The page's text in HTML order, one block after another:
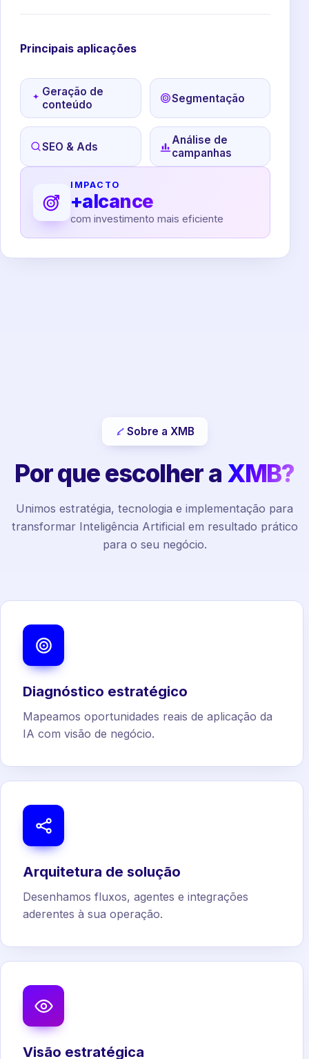
Principais aplicações
Geração de
conteúdo
Segmentação
SEO & Ads
Análise de
campanhas
IMPACTO
+alcance
com investimento mais eficiente
Sobre a XMB
Por que escolher a XMB?
Unimos estratégia, tecnologia e implementação para
transformar Inteligência Artificial em resultado prático
para o seu negócio.
Diagnóstico estratégico
Mapeamos oportunidades reais de aplicação da
IA com visão de negócio.
Arquitetura de solução
Desenhamos fluxos, agentes e integrações
aderentes à sua operação.
Visão estratégica